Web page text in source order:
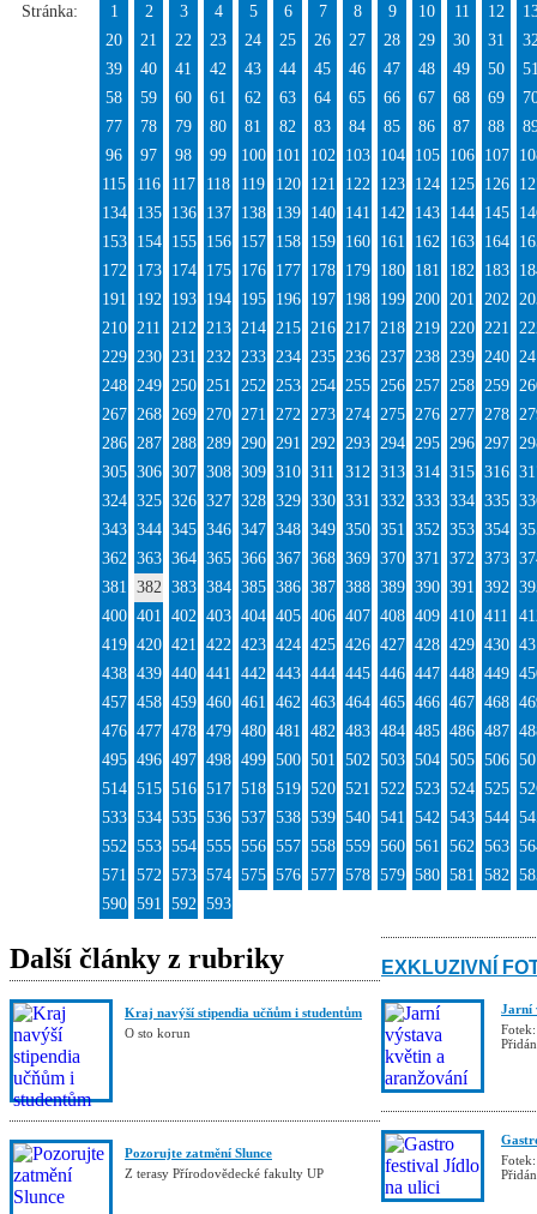
Stránka: 1 2 3 4 5 6 7 8 9 10 11 12
20
21 22 23 24 25 26 27 28 29 30 31
39
40 41 42 43 44 45 46 47 48 49 50
58
59 60 61 62 63 64 65 66 67 68 69
77
78 79 80 81 82 83 84 85 86 87 88
96
97 98 99 100 101 102 103 104 105 106 107
115
116 117 118 119 120 121 122 123 124 125 126
134
135 136 137 138 139 140 141 142 143 144 145
153
154 155 156 157 158 159 160 161 162 163 164
172
173 174 175 176 177 178 179 180 181 182 183
191
192 193 194 195 196 197 198 199 200 201 202
210 211 212 213 214 215 216 217 218 219 220 221
229 230 231 232 233 234 235 236 237 238 239 240
248 249 250 251 252 253 254 255 256 257 258 259
267 268 269 270 271 272 273 274 275 276 277 278
286 287 288 289 290 291 292 293 294 295 296 297
305 306 307 308 309 310 311 312 313 314 315 316
324 325 326 327 328 329 330 331 332 333 334 335
343 344 345 346 347 348 349 350 351 352 353 354
362 363 364 365 366 367 368 369 370 371 372 373
381 382 383 384 385 386 387 388 389 390 391 392
400 401 402 403 404 405 406 407 408 409 410 411
419 420 421 422 423 424 425 426 427 428 429 430
438 439 440 441 442 443 444 445 446 447 448 449
457 458 459 460 461 462 463 464 465 466 467 468
476 477 478 479 480 481 482 483 484 485 486 487
495 496 497 498 499 500 501 502 503 504 505 506
514 515 516 517 518 519 520 521 522 523 524 525
533 534 535 536 537 538 539 540 541 542 543 544
552 553 554 555 556 557 558 559 560 561 562 563
571 572 573 574 575 576 577 578 579 580 581 582
590 591 592 593
Další články z rubriky
Kraj navýší stipendia učňům i studentům
O sto korun
Pozorujte zatmění Slunce
Z terasy Přírodovědecké fakulty UP
EXKLUZIVNÍ
Jarní